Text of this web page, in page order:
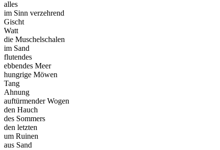
alles
im Sinn verzehrend
Gischt
Watt
die Muschelschalen
im Sand
flutendes
ebbendes Meer
hungrige Möwen
Tang
Ahnung
auftürmender Wogen
den Hauch
des Sommers
den letzten
um Ruinen
aus Sand